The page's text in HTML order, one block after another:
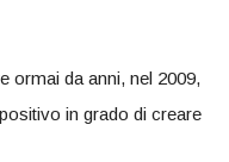
ormai da anni, nel 2009,
in grado di creare